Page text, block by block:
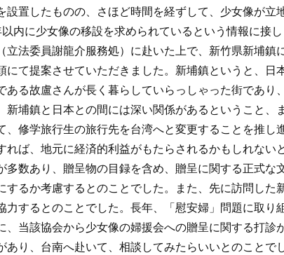
設置したものの、さほど時間を経ずして、少女像が立
内に少女像の移設を求められているという情報に接
立法委員謝龍介服務処）に赴いた上で、新竹県新埔鎮
にて提案させていただきました。新埔鎮というと、日
ある故盧さんが長く暮らしていらっしゃった街であり
新埔鎮と日本との間には深い関係があるということ、
、修学旅行生の旅行先を台湾へと変更することを推し
れば、地元に経済的利益がもたらされるかもしれない
多数あり、贈呈物の目録を含め、贈呈に関する正式な
するか考慮するとのことでした。また、先に訪問した
力するとのことでした。長年、「慰安婦」問題に取り
、当該協会から少女像の婦援会への贈呈に関する打診
あり、台南へ赴いて、相談してみたらいいとのことで